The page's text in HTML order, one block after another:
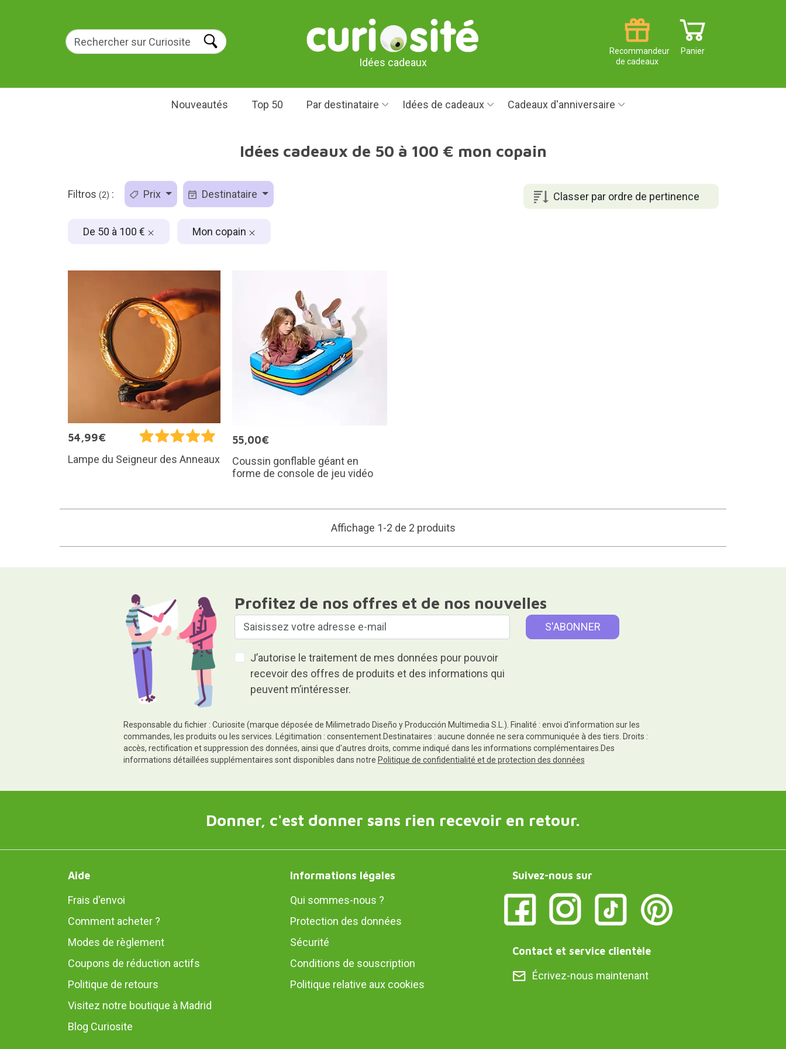
Idées cadeaux
Panier
Recommandeur
de cadeaux
Nouveautés Top 50 Par destinataire Idées de cadeaux Cadeaux d'anniversaire
Idées cadeaux de 50 à 100 € mon copain
Classer par ordre de pertinence
Filtros (2) : Prix Destinataire
De 50 à 100 € Mon copain
54,99€
Lampe du Seigneur des Anneaux
55,00€
Coussin gonflable géant en
forme de console de jeu vidéo
Affichage 1-2 de 2 produits
Profitez de nos offres et de nos nouvelles
J’autorise le traitement de mes données pour pouvoir
recevoir des offres de produits et des informations qui
peuvent m’intéresser.
Responsable du fichier : Curiosite (marque déposée de Milimetrado Diseño y Producción Multimedia S.L.). Finalité : envoi d'information sur les
commandes, les produits ou les services. Légitimation : consentement.Destinataires : aucune donnée ne sera communiquée à des tiers. Droits :
accès, rectification et suppression des données, ainsi que d'autres droits, comme indiqué dans les informations complémentaires.Des
informations détaillées supplémentaires sont disponibles dans notre Politique de confidentialité et de protection des données
Donner, c'est donner sans rien recevoir en retour.
Aide
Frais d'envoi
Comment acheter ?
Modes de règlement
Coupons de réduction actifs
Politique de retours
Visitez notre boutique à Madrid
Blog Curiosite
Informations légales
Qui sommes-nous ?
Protection des données
Sécurité
Conditions de souscription
Politique relative aux cookies
Suivez-nous sur
Contact et service clientèle
Écrivez-nous maintenant